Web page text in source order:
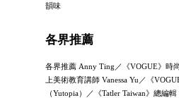
韻味
各界推薦
各界推薦 Anny Ting／《VOGUE》時
上美術教育講師 Vanessa Yu／《
（Yutopia）／《Tatler Taiwan》總編